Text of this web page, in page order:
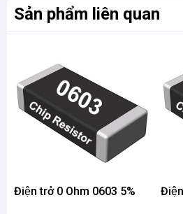
Sản phẩm liên quan
Điện trở 0 Ohm 0603 5%